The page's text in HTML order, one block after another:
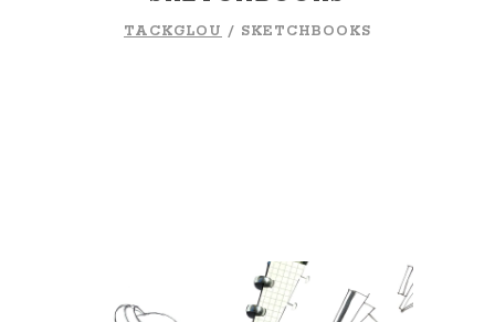
TACKGLOU / SKETCHBOOKS